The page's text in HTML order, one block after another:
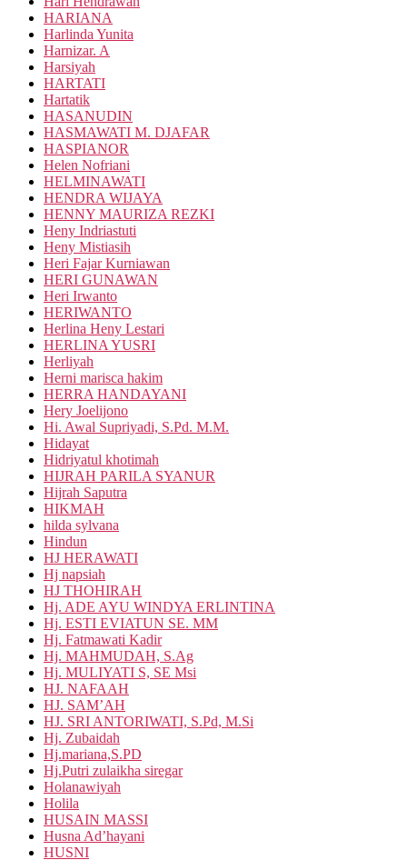
HARIANA
Harlinda Yunita
Harnizar. A
Harsiyah
HARTATI
Hartatik
HASANUDIN
HASMAWATI M. DJAFAR
HASPIANOR
Helen Nofriani
HELMINAWATI
HENDRA WIJAYA
HENNY MAURIZA REZKI
Heny Indriastuti
Heny Mistiasih
Heri Fajar Kurniawan
HERI GUNAWAN
Heri Irwanto
HERIWANTO
Herlina Heny Lestari
HERLINA YUSRI
Herliyah
Herni marisca hakim
HERRA HANDAYANI
Hery Joelijono
Hi. Awal Supriyadi, S.Pd. M.M.
Hidayat
Hidriyatul khotimah
HIJRAH PARILA SYANUR
Hijrah Saputra
HIKMAH
hilda sylvana
Hindun
HJ HERAWATI
Hj napsiah
HJ THOHIRAH
Hj. ADE AYU WINDYA ERLINTINA
Hj. ESTI EVIATUN SE. MM
Hj. Fatmawati Kadir
Hj. MAHMUDAH, S.Ag
Hj. MULIYATI S, SE Msi
HJ. NAFAAH
HJ. SAM’AH
HJ. SRI ANTORIWATI, S.Pd, M.Si
Hj. Zubaidah
Hj.mariana,S.PD
Hj.Putri zulaikha siregar
Holanawiyah
Holila
HUSAIN MASSI
Husna Ad’hayani
HUSNI